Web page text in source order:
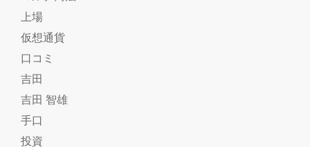
上場
仮想通貨
口コミ
吉田
吉田 智雄
手口
投資